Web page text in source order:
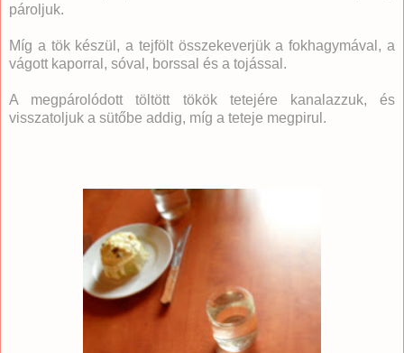
pároljuk.
Míg a tök készül, a tejfölt összekeverjük a fokhagymával, a
vágott kaporral, sóval, borssal és a tojással.
A megpárolódott töltött tökök tetejére kanalazzuk, és
visszatoljuk a sütőbe addig, míg a teteje megpirul.